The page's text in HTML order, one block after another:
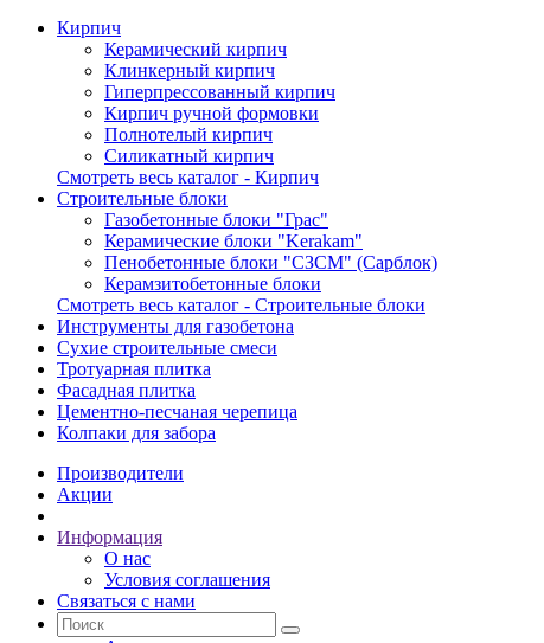
Кирпич
Керамический кирпич
Клинкерный кирпич
Гиперпрессованный кирпич
Кирпич ручной формовки
Полнотелый кирпич
Силикатный кирпич
Смотреть весь каталог - Кирпич
Строительные блоки
Газобетонные блоки "Грас"
Керамические блоки "Kerakam"
Пенобетонные блоки "СЗСМ" (Сарблок)
Керамзитобетонные блоки
Смотреть весь каталог - Строительные блоки
Инструменты для газобетона
Сухие строительные смеси
Тротуарная плитка
Фасадная плитка
Цементно-песчаная черепица
Колпаки для забора
Производители
Акции
Информация
О нас
Условия соглашения
Связаться с нами